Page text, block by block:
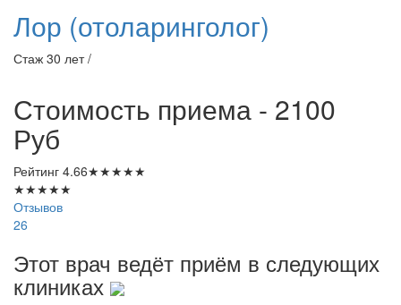
Лор (отоларинголог)
Стаж 30 лет /
Стоимость приема - 2100
Руб
Рейтинг 4.66★★★★★
★★★★★
Отзывов
26
Этот врач ведёт приём в следующих
клиниках